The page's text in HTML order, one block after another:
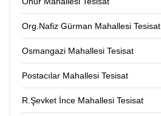
Org.Nafiz Gürman Mahallesi Tesisat
Osmangazi Mahallesi Tesisat
Postacılar Mahallesi Tesisat
R.Şevket İnce Mahallesi Tesisat